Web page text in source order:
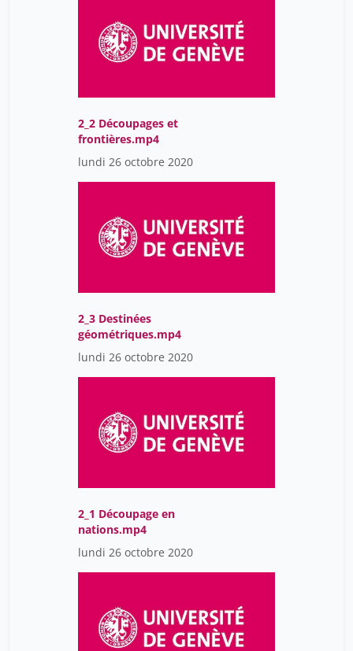
2_2 Découpages et
frontières.mp4
lundi 26 octobre 2020
2_3 Destinées
géométriques.mp4
lundi 26 octobre 2020
2_1 Découpage en
nations.mp4
lundi 26 octobre 2020